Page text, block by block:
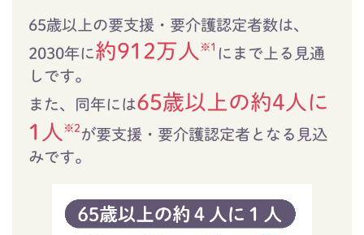
65歳以上の要支援・要介護認定者数は、
2030年に約912万人 ※1 にまで上る見通
しです。
また、同年には65歳以上の約4人に
1人 ※2 が要支援・要介護認定者となる見込
みです。